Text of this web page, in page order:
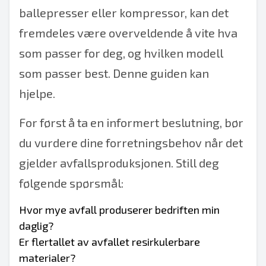
ballepresser eller kompressor, kan det
fremdeles være overveldende å vite hva
som passer for deg, og hvilken modell
som passer best. Denne guiden kan
hjelpe.
For først å ta en informert beslutning, bør
du vurdere dine forretningsbehov når det
gjelder avfallsproduksjonen. Still deg
følgende spørsmål:
Hvor mye avfall produserer bedriften min
daglig?
Er flertallet av avfallet resirkulerbare
materialer?